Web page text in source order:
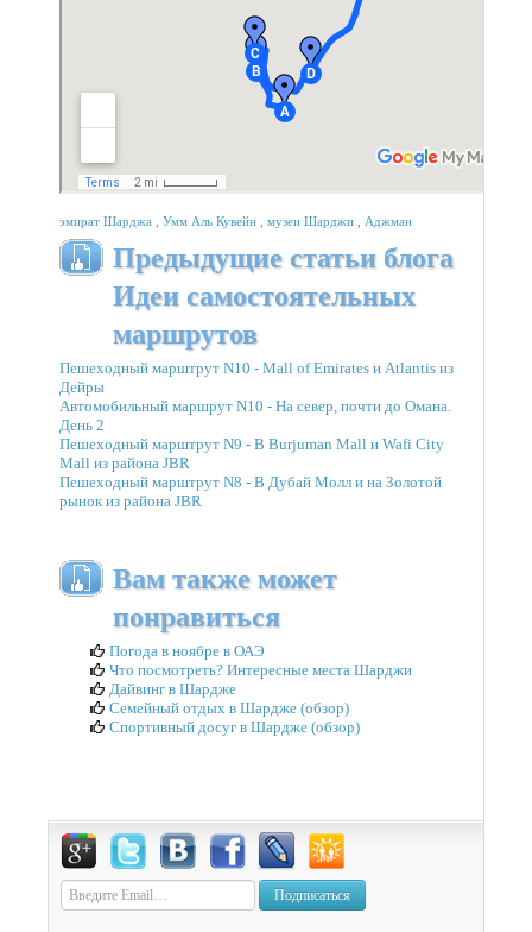
эмират Шарджа Умм Аль Кувейн музеи Шарджи Аджман
Предыдущие статьи блога
Идеи самостоятельных
маршрутов
Пешеходный марштрут N10 - Mall of Emirates и Atlantis из
Дейры
Автомобильный маршрут N10 - На север, почти до Омана.
День 2
Пешеходный марштрут N9 - В Burjuman Mall и Wafi City
Mall из района JBR
Пешеходный марштрут N8 - В Дубай Молл и на Золотой
рынок из района JBR
Вам также может
понравиться
Погода в ноябре в ОАЭ
Что посмотреть? Интересные места Шарджи
Дайвинг в Шардже
Семейный отдых в Шардже (обзор)
Спортивный досуг в Шардже (обзор)
Подписаться